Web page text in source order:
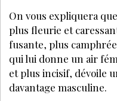
On vous expliquera
plus fleurie et
fusante, plus
qui lui donne un air
et plus incisif, dévoile
davantage masculine.